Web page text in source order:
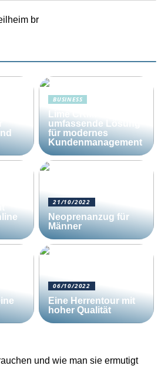
br
BUSINESS
Lime CRM: Die
umfassende Lösung
für modernes
Kundenmanagement
21/10/2022
Neoprenanzug für
Männer
06/10/2022
Eine Herrentour mit
hoher Qualität
und wie man sie ermutigt